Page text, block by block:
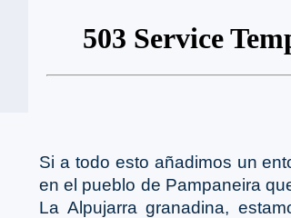
Si a todo esto añadimos un
en el pueblo de Pampaneira
La Alpujarra granadina,